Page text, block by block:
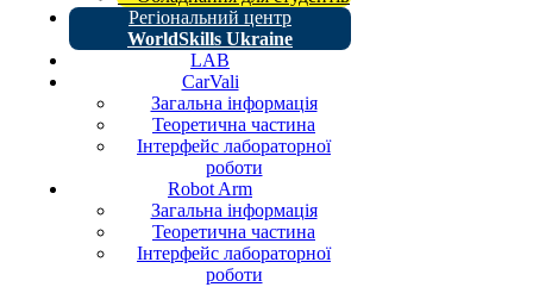
Регіональний центр
WorldSkills Ukraine
LAB
CarVali
Загальна інформація
Теоретична частина
Інтерфейс лабораторної
роботи
Robot Arm
Загальна інформація
Теоретична частина
Інтерфейс лабораторної
роботи